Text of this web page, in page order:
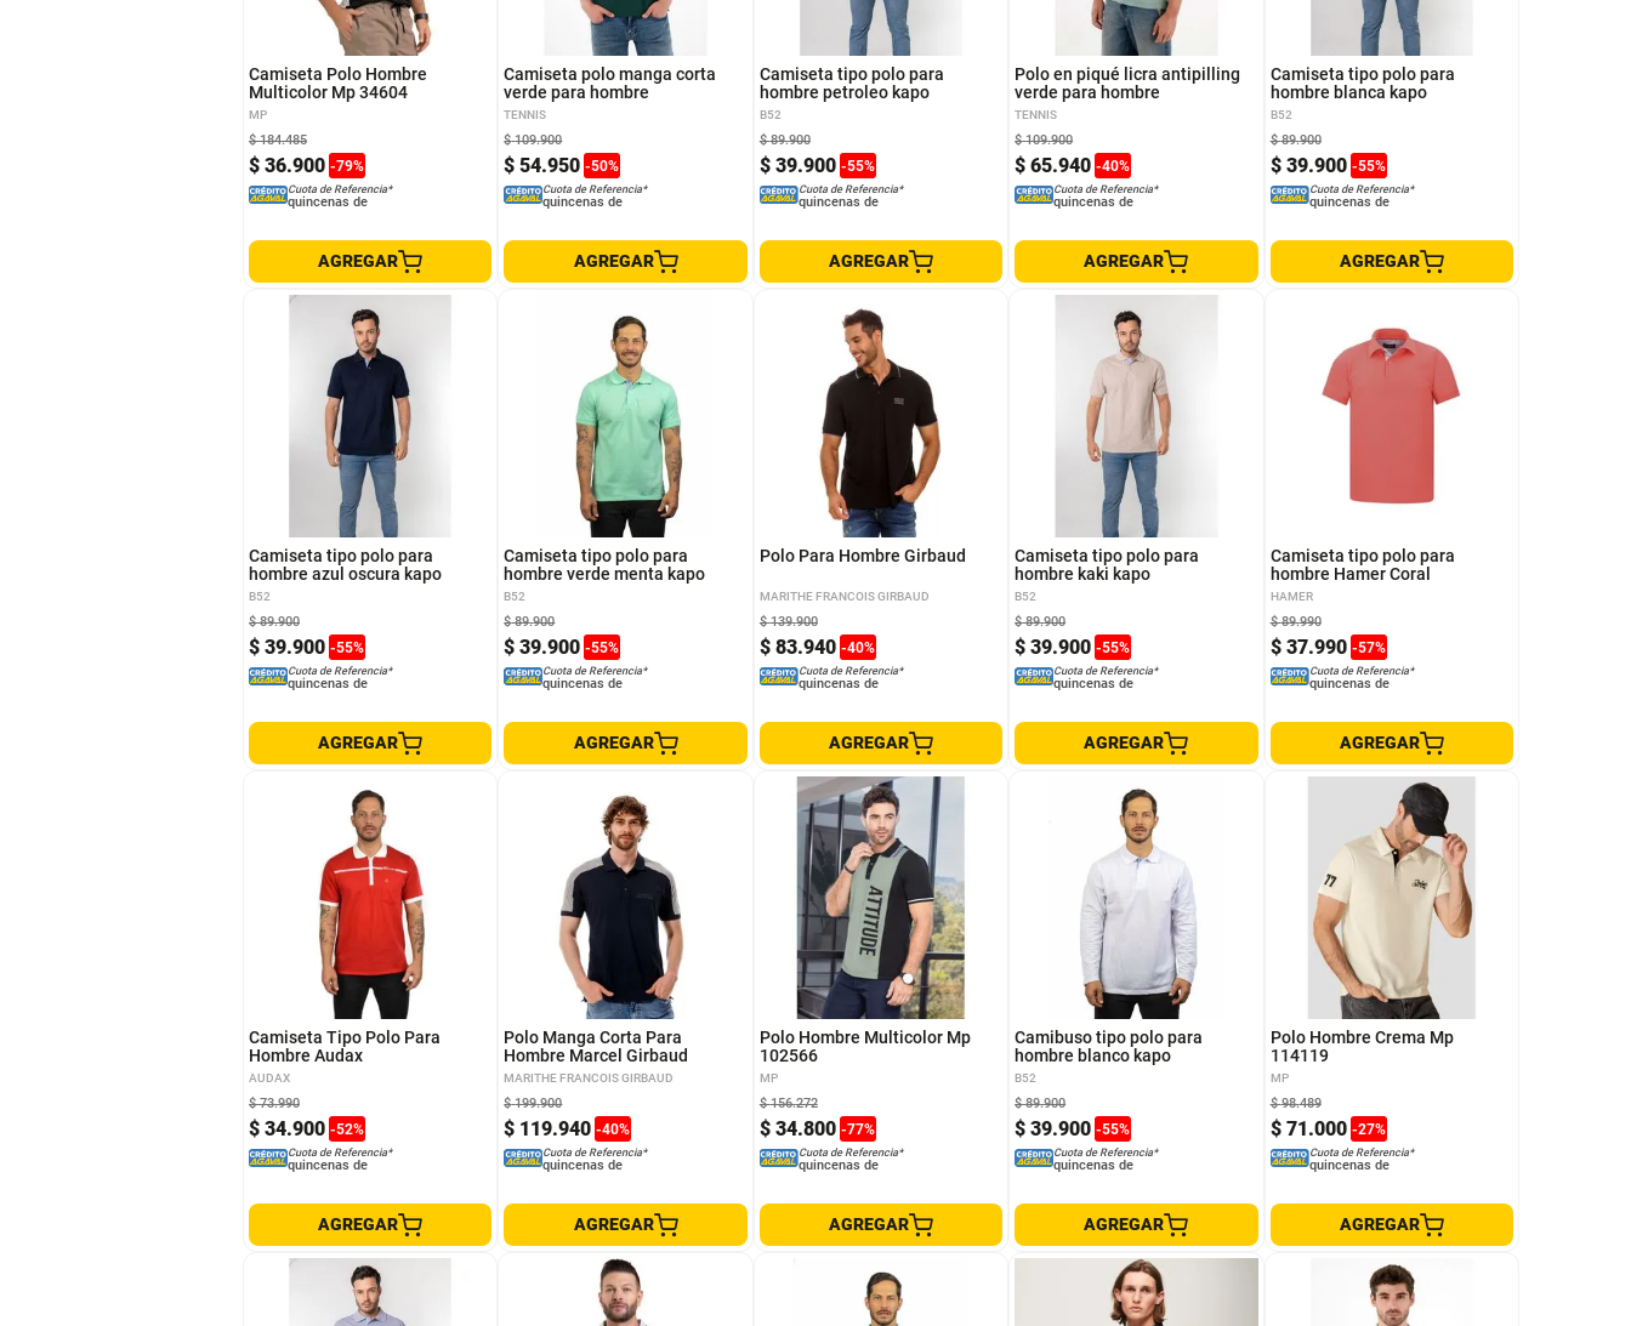
XL S
Camiseta Polo Hombre
Multicolor Mp 34604
MP
$ 36.900 -79%
$ 184.485
Cuota de Referencia*
quincenas de
AGREGAR
Camiseta polo manga corta
verde para hombre
TENNIS
$ 54.950 -50%
$ 109.900
Cuota de Referencia*
quincenas de
AGREGAR
L XL
Camiseta tipo polo para
hombre petroleo kapo
B52
$ 39.900 -55%
$ 89.900
Cuota de Referencia*
quincenas de
AGREGAR
Polo en piqué licra antipilling
verde para hombre
TENNIS
$ 65.940 -40%
$ 109.900
Cuota de Referencia*
quincenas de
AGREGAR
XL M
Camiseta tipo polo para
hombre blanca kapo
B52
$ 39.900 -55%
$ 89.900
Cuota de Referencia*
quincenas de
AGREGAR
M XL
Camiseta tipo polo para
hombre azul oscura kapo
B52
$ 39.900 -55%
$ 89.900
Cuota de Referencia*
quincenas de
AGREGAR
Camiseta tipo polo para
hombre verde menta kapo
B52
$ 39.900 -55%
$ 89.900
Cuota de Referencia*
quincenas de
AGREGAR
Polo Para Hombre Girbaud
MARITHE FRANCOIS GIRBAUD
$ 83.940 -40%
$ 139.900
Cuota de Referencia*
quincenas de
AGREGAR
M
Camiseta tipo polo para
hombre kaki kapo
B52
$ 39.900 -55%
$ 89.900
Cuota de Referencia*
quincenas de
AGREGAR
Camiseta tipo polo para
hombre Hamer Coral
HAMER
$ 37.990 -57%
$ 89.990
Cuota de Referencia*
quincenas de
AGREGAR
Camiseta Tipo Polo Para
Hombre Audax
AUDAX
$ 34.900 -52%
$ 73.990
Cuota de Referencia*
quincenas de
AGREGAR
XL
Polo Manga Corta Para
Hombre Marcel Girbaud
MARITHE FRANCOIS GIRBAUD
$ 119.940 -40%
$ 199.900
Cuota de Referencia*
quincenas de
AGREGAR
XXL XL S M L
Polo Hombre Multicolor Mp
102566
MP
$ 34.800 -77%
$ 156.272
Cuota de Referencia*
quincenas de
AGREGAR
S XL
Camibuso tipo polo para
hombre blanco kapo
B52
$ 39.900 -55%
$ 89.900
Cuota de Referencia*
quincenas de
AGREGAR
XL
Polo Hombre Crema Mp
114119
MP
$ 71.000 -27%
$ 98.489
Cuota de Referencia*
quincenas de
AGREGAR